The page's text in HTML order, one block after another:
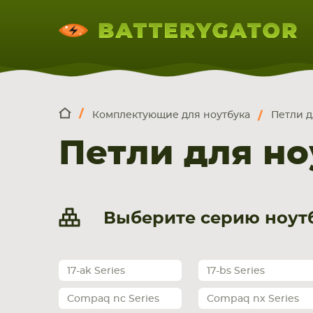
НОУТБУКА
ПЛАНШЕТА
Комплектующие для ноутбука Петли
Петли для
Выберите серию
17-ak Series 17-bs Series
Compaq nc Series Compaq nx Series